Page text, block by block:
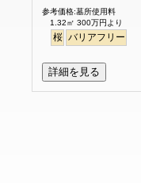
参考価格:墓所使用料
1.32㎡ 300万円より
桜 バリアフリー
詳細を見る